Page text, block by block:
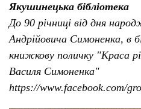
Якушинецька бібліотека
До 90 річниці від дня
Андрійовича Симоненка, в
книжкову поличку "Краса
Василя Симоненка"
https://www.facebook.com/